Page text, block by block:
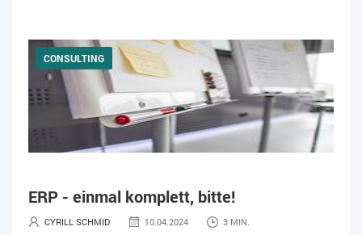
CONSULTING
ERP - einmal komplett, bitte!
CYRILL SCHMID 10.04.2024 3 MIN.